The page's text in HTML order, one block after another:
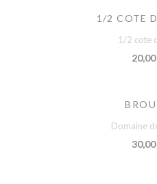
1/2 COTE
1/2 cote
20,00
Domaine
30,00